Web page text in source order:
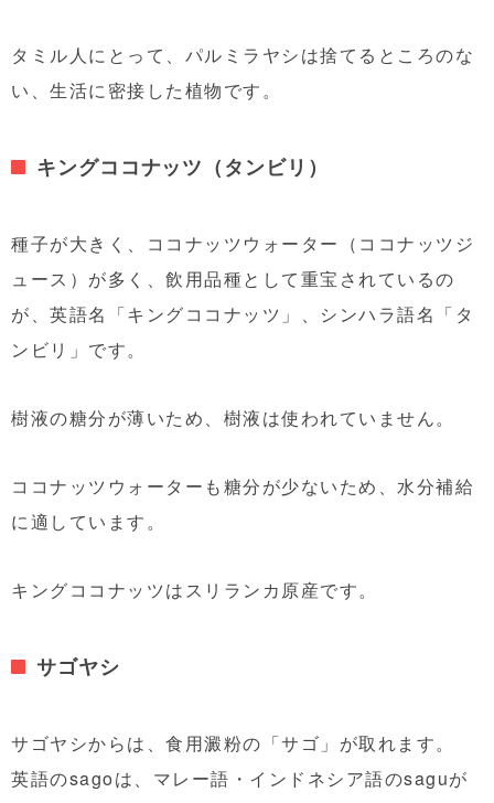
タミル人にとって、パルミラヤシは捨てるところのな
い、生活に密接した植物です。
キングココナッツ（タンビリ）
種子が大きく、ココナッツウォーター（ココナッツジ
ュース）が多く、飲用品種として重宝されているの
が、英語名「キングココナッツ」、シンハラ語名「タ
ンビリ」です。
樹液の糖分が薄いため、樹液は使われていません。
ココナッツウォーターも糖分が少ないため、水分補給
に適しています。
キングココナッツはスリランカ原産です。
サゴヤシ
サゴヤシからは、食用澱粉の「サゴ」が取れます。
英語のsagoは、マレー語・インドネシア語のsaguが